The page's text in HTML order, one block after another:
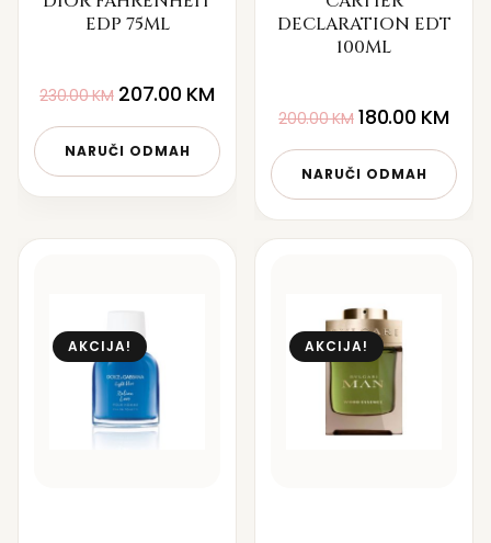
EDP 75ML
230.00KM 207.00 KM
NARUČI ODMAH
DECLARATION EDT
100ML
200.00KM 180.00 KM
NARUČI ODMAH
AKCIJA! AKCIJA!